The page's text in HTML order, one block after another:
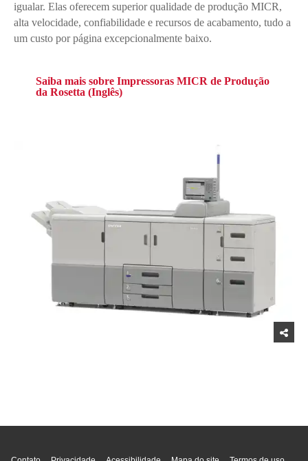
igualar. Elas oferecem superior qualidade de produção MICR,
alta velocidade, confiabilidade e recursos de acabamento, tudo a
um custo por página excepcionalmente baixo.
Saiba mais sobre Impressoras MICR de Produção
da Rosetta (Inglês)